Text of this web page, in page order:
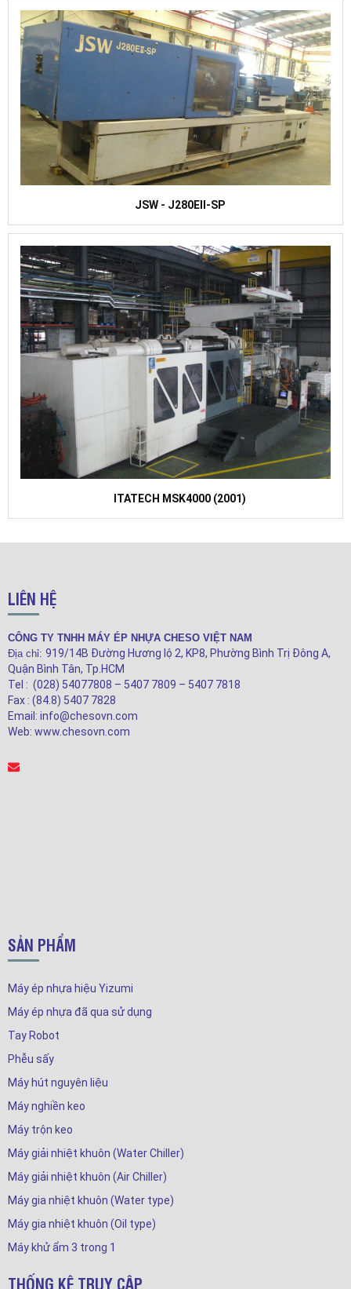
JSW - J280EII-SP
ITATECH MSK4000 (2001)
LIÊN HỆ
CÔNG TY TNHH MÁY ÉP NHỰA CHESO VIỆT NAM
Địa chỉ: 919/14B Đường Hương lộ 2, KP8, Phường Bình Trị Đông A,
Quận Bình Tân, Tp.HCM
Tel : (028) 54077808 – 5407 7809 – 5407 7818
Fax : (84.8) 5407 7828
Email: info@chesovn.com
Web: www.chesovn.com
SẢN PHẨM
Máy ép nhựa hiệu Yizumi
Máy ép nhựa đã qua sử dụng
Tay Robot
Phễu sấy
Máy hút nguyên liệu
Máy nghiền keo
Máy trộn keo
Máy giải nhiệt khuôn (Water Chiller)
Máy giải nhiệt khuôn (Air Chiller)
Máy gia nhiệt khuôn (Water type)
Máy gia nhiệt khuôn (Oil type)
Máy khử ẩm 3 trong 1
THỐNG KÊ TRUY CẬP